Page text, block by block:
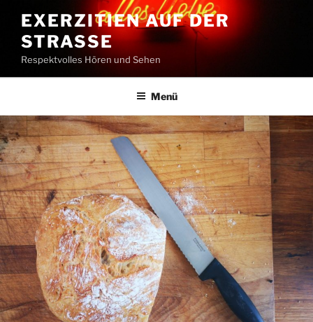
Inhalt
springen
EXERZITIEN AUF DER
STRASSE
Respektvolles Hören und Sehen
Menü